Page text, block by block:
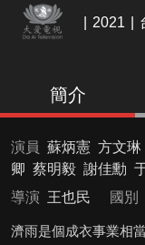
2021
簡介
演員 蘇炳憲 方文琳
卿 蔡明毅 謝佳勳
導演 王也民 國別
濟雨是個成衣事業相